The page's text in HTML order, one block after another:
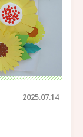
2025.07.14